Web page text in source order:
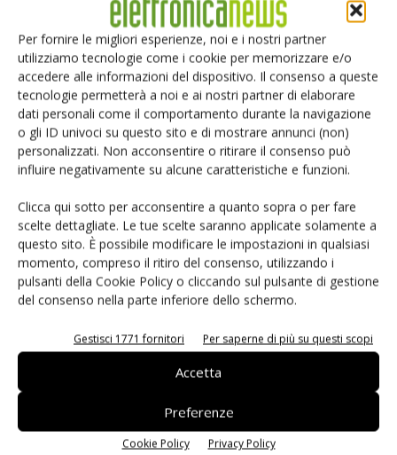
Per fornire le migliori esperienze, noi e i nostri partner
utilizziamo tecnologie come i cookie per memorizzare e/o
accedere alle informazioni del dispositivo. Il consenso a queste
tecnologie permetterà a noi e ai nostri partner di elaborare
dati personali come il comportamento durante la navigazione
o gli ID univoci su questo sito e di mostrare annunci (non)
personalizzati. Non acconsentire o ritirare il consenso può
influire negativamente su alcune caratteristiche e funzioni.
Clicca qui sotto per acconsentire a quanto sopra o per fare
scelte dettagliate. Le tue scelte saranno applicate solamente a
questo sito. È possibile modificare le impostazioni in qualsiasi
momento, compreso il ritiro del consenso, utilizzando i
pulsanti della Cookie Policy o cliccando sul pulsante di gestione
del consenso nella parte inferiore dello schermo.
Gestisci 1771 fornitori Per saperne di più su questi scopi
Accetta
Preferenze
Cookie Policy Privacy Policy
Microelectronics hanno messo a segno analoghi up-limit.
Il rally arriva in scia alla narrativa globale sui chip per
intelligenza artificiale e ai risultati di AMD (primo trimestre
a 10,3 miliardi di dollari, +38% anno su anno) insieme al
sorpasso del trilione di dollari di capitalizzazione di
Samsung Electronics il 6 maggio, come riportato daCNBC
La lettura industriale è duplice: da un lato la corsa cinese su
Hygon e Cambricon riflette la spinta di Pechino verso
l’autosufficienza sui chip AI , dall’altro indica chela
stretta su gallio e germanio non sta frenando il
listino domestico . Sui nodi avanzati, Nvidia e Apple
risultano già allocate per l’intero 2026 sulla capacità sub-5
accesso alla fascia più avanzata.
(E.L.)
Hormuz
Persian Gulf Strait Authority